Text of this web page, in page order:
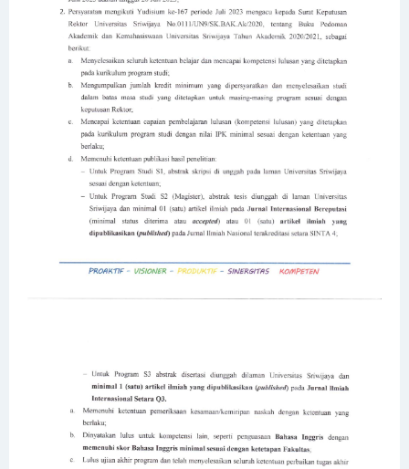
Mengajukan Penundaan Kegiatan Akademik (Stop Out) di
Semester Ganjil 2024/2025
Pengumuman Pembayaran UKT Semester Genap
2024/2025
Pengukuhan Guru Besar Fakultas Ekonomi Universitas
Sriwijaya Prof. Dr. Yuliani, S.E., M.M.
NOVEMBER 2024
PENGUMUMAN WISUDA UNIVERSITAS SRIWIJAYA PERIODE 175